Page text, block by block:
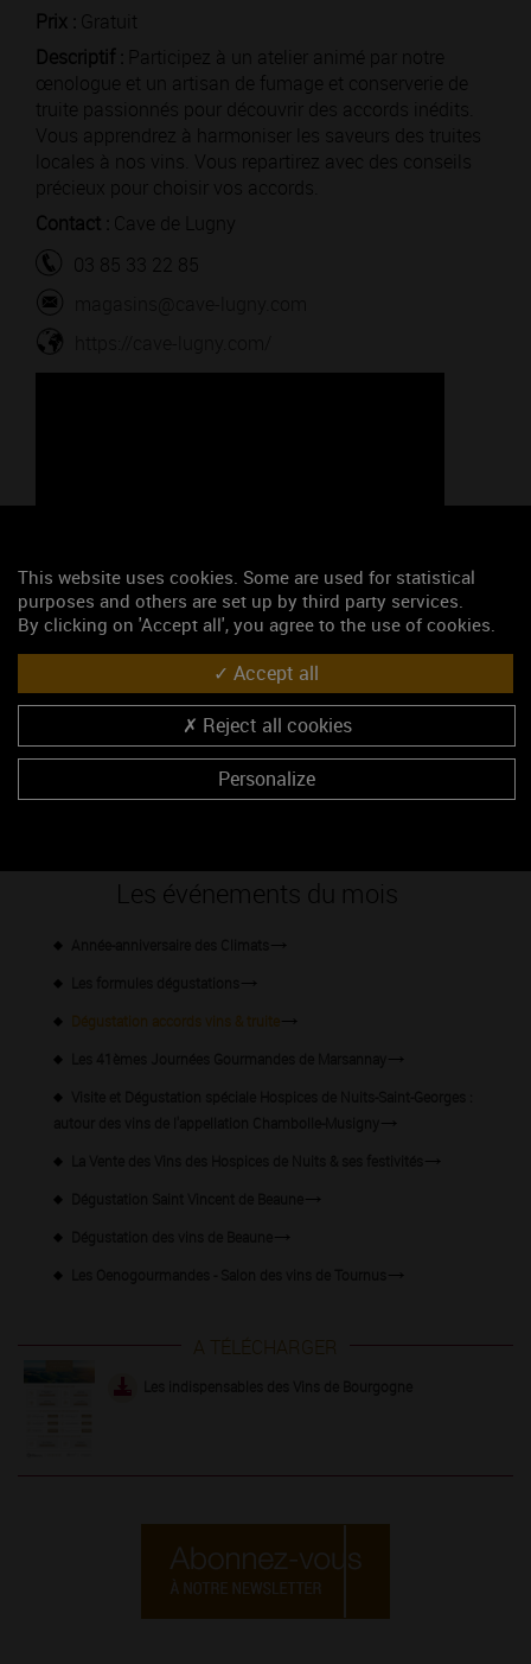
Prix : Gratuit
Descriptif : Participez à un atelier animé par notre
œnologue et un artisan de fumage et conserverie de
truite passionnés pour découvrir des accords inédits.
Vous apprendrez à harmoniser les saveurs des truites
locales à nos vins. Vous repartirez avec des conseils
précieux pour choisir vos accords.
Contact : Cave de Lugny
03 85 33 22 85
Google Maps is disabled. Accept
46.4716720, 4.8098200
Les événements du mois
Dégustation accords vins & truite
A TÉLÉCHARGER
This website uses cookies. Some are used for statistical
purposes and others are set up by third party services.
By clicking on 'Accept all', you agree to the use of cookies.
Accept all
Reject all cookies
Personalize